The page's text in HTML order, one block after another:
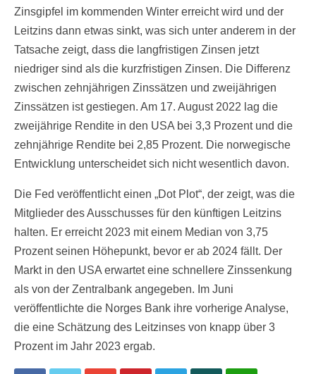
Zinsgipfel im kommenden Winter erreicht wird und der
Leitzins dann etwas sinkt, was sich unter anderem in der
Tatsache zeigt, dass die langfristigen Zinsen jetzt
niedriger sind als die kurzfristigen Zinsen. Die Differenz
zwischen zehnjährigen Zinssätzen und zweijährigen
Zinssätzen ist gestiegen. Am 17. August 2022 lag die
zweijährige Rendite in den USA bei 3,3 Prozent und die
zehnjährige Rendite bei 2,85 Prozent. Die norwegische
Entwicklung unterscheidet sich nicht wesentlich davon.
Die Fed veröffentlicht einen „Dot Plot“, der zeigt, was die
Mitglieder des Ausschusses für den künftigen Leitzins
halten. Er erreicht 2023 mit einem Median von 3,75
Prozent seinen Höhepunkt, bevor er ab 2024 fällt. Der
Markt in den USA erwartet eine schnellere Zinssenkung
als von der Zentralbank angegeben. Im Juni
veröffentlichte die Norges Bank ihre vorherige Analyse,
die eine Schätzung des Leitzinses von knapp über 3
Prozent im Jahr 2023 ergab.